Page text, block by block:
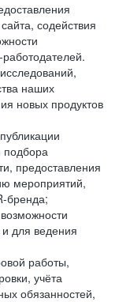
содействия
наших
новых продуктов
подбора
предоставления
мероприятий,
бренда;
для ведения
работы,
учёта
обязанностей,